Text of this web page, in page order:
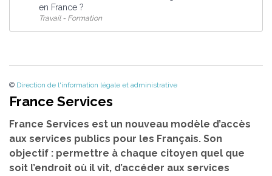
en France ?
Travail - Formation
© Direction de l'information légale et administrative
France Services
France Services est un nouveau modèle d’accès
aux services publics pour les Français. Son
objectif : permettre à chaque citoyen quel que
soit l’endroit où il vit, d’accéder aux services